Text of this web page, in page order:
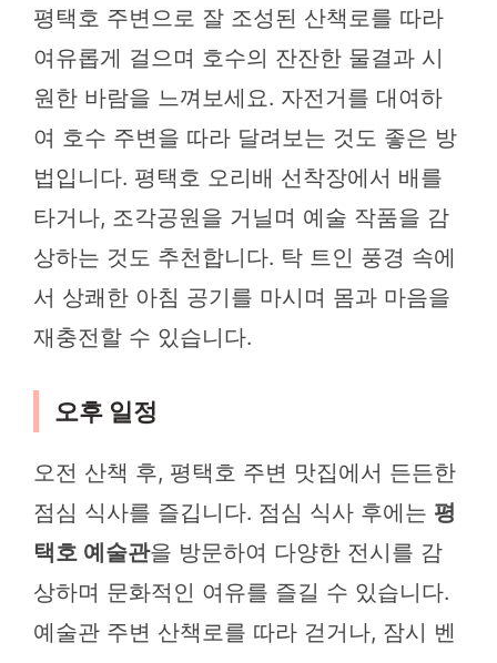
평택호 주변으로 잘 조성된 산책로를 따라
여유롭게 걸으며 호수의 잔잔한 물결과 시
원한 바람을 느껴보세요. 자전거를 대여하
여 호수 주변을 따라 달려보는 것도 좋은 방
법입니다. 평택호 오리배 선착장에서 배를
타거나, 조각공원을 거닐며 예술 작품을 감
상하는 것도 추천합니다. 탁 트인 풍경 속에
서 상쾌한 아침 공기를 마시며 몸과 마음을
재충전할 수 있습니다.
오후 일정
오전 산책 후, 평택호 주변 맛집에서 든든한
점심 식사를 즐깁니다. 점심 식사 후에는 평
택호 예술관을 방문하여 다양한 전시를 감
상하며 문화적인 여유를 즐길 수 있습니다.
예술관 주변 산책로를 따라 걷거나, 잠시 벤